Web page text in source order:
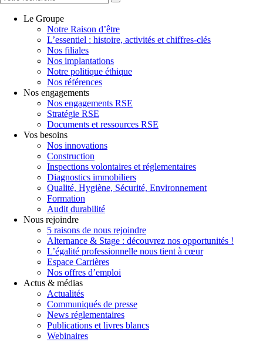
Le Groupe
Notre Raison d’être
L’essentiel : histoire, activités et chiffres-clés
Nos filiales
Nos implantations
Notre politique éthique
Nos références
Nos engagements
Nos engagements RSE
Stratégie RSE
Documents et ressources RSE
Vos besoins
Nos innovations
Construction
Inspections volontaires et réglementaires
Diagnostics immobiliers
Qualité, Hygiène, Sécurité, Environnement
Formation
Audit durabilité
Nous rejoindre
5 raisons de nous rejoindre
Alternance & Stage : découvrez nos opportunités !
L’égalité professionnelle nous tient à cœur
Espace Carrières
Nos offres d’emploi
Actus & médias
Actualités
Communiqués de presse
News réglementaires
Publications et livres blancs
Webinaires